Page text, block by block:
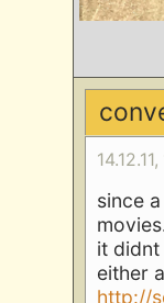
since
it
either
http://